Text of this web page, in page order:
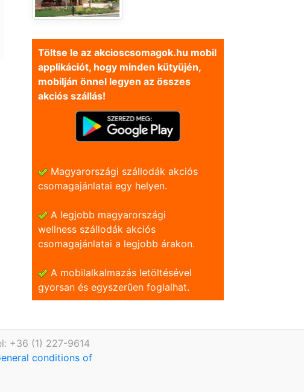
Töltse le az akcioscsomagok.hu mobil
applikációt, hogy minden kütyüjén,
mobilján önnel legyen az összes
akciós szállás!
Magyarországi szállodák akciós
csomagajánlatai egy helyen.
A legjobb magyarországi
wellness szállodák akciós
csomagajánlatai a legjobb árakon.
A mobilalkalmazás letöltésével
gyorsan és egyszerũen foglalhat.
+36 (1) 227-9614
conditions of